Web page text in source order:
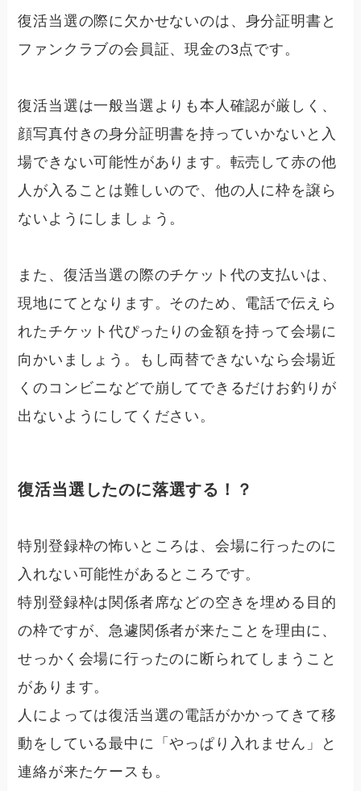
復活当選の際に欠かせないのは、 身分証明書と
ファンクラブの会員証、現金の3点です。
復活当選は一般当選よりも本人確認が厳しく、
顔写真付きの身分証明書を持っていかないと入
場できない可能性があります。転売して赤の他
人が入ることは難しいので、他の人に枠を譲ら
ないようにしましょう。
また、復活当選の際のチケット代の支払いは、
現地にてとなります。そのため、電話で伝えら
れたチケット代ぴったりの金額を持って会場に
向かいましょう。もし両替できないなら会場近
くのコンビニなどで崩してできるだけお釣りが
出ないようにしてください。
復活当選したのに落選する！？
特別登録枠の怖いところは、会場に行ったのに
入れない可能性があるところです。
特別登録枠は関係者席などの空きを埋める目的
の枠ですが、急遽関係者が来たことを理由に、
せっかく会場に行ったのに断られてしまうこと
があります。
人によっては復活当選の電話がかかってきて移
動をしている最中に「やっぱり入れません」と
連絡が来たケースも。